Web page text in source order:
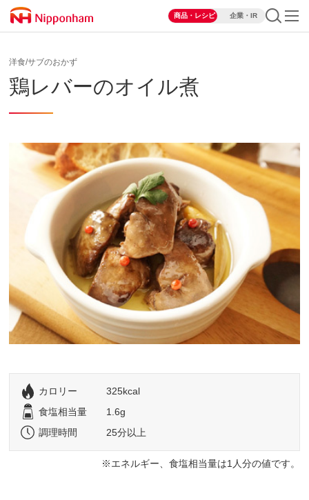
商品・レシピ 企業・IR
洋食/サブのおかず
鶏レバーのオイル煮
カロリー
325kcal
食塩相当量
1.6g
調理時間
25分以上
エネルギー、食塩相当量は1人分の値です。